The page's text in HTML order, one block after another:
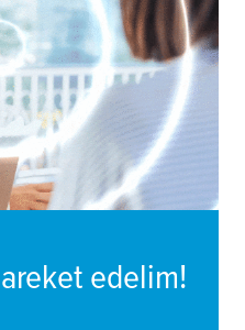
edelim!